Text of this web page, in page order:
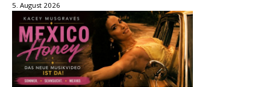
5. August 2026